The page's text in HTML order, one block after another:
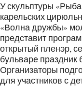
У скульптуры
карельских
«Волна дружбы»
представит
открытый пленэр,
бульваре праздник
Организаторы
для участников с